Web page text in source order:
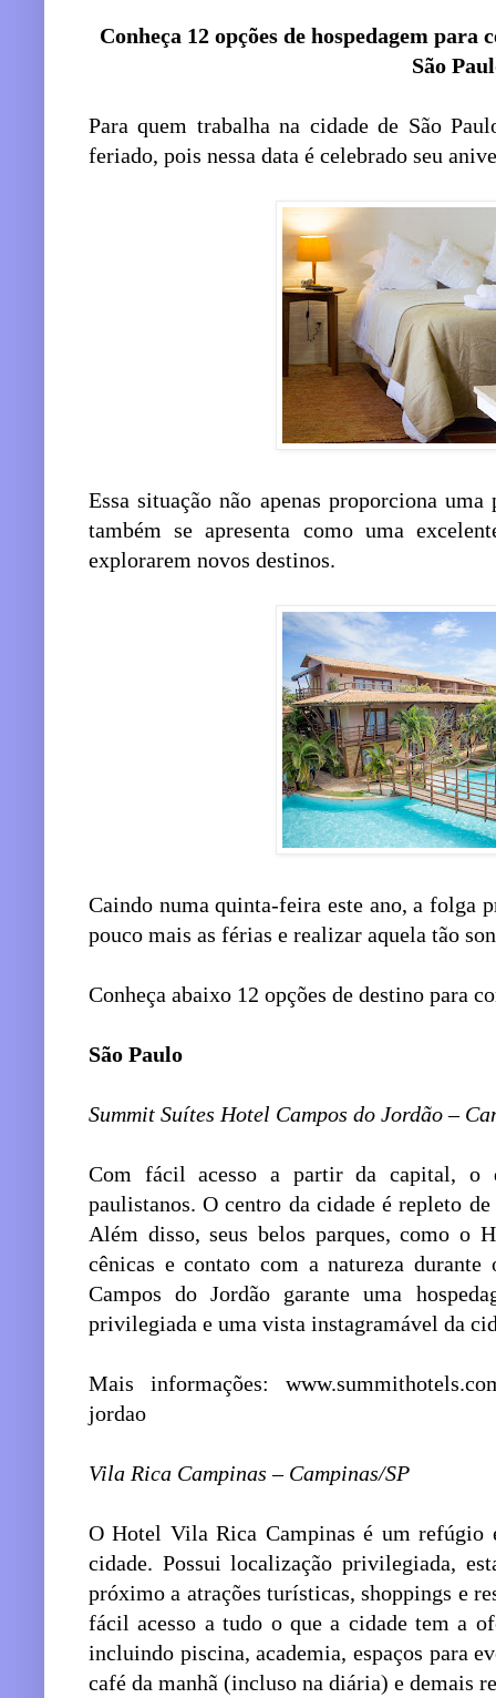
Conheça 12 opções de hospedagem
São
Para quem trabalha na cidade de São
feriado, pois nessa data é celebrado seu
Essa situação não apenas proporciona
também se apresenta como uma
explorarem novos destinos.
Caindo numa quinta-feira este ano, a folga
pouco mais as férias e realizar aquela tão
Conheça abaixo 12 opções de destino para
São Paulo
Summit Suítes Hotel Campos do Jordão –
Com fácil acesso a partir da capital, o
paulistanos. O centro da cidade é repleto
Além disso, seus belos parques, como o
cênicas e contato com a natureza
Campos do Jordão garante uma
privilegiada e uma vista instagramável da
Mais informações:
jordao
Vila Rica Campinas – Campinas/SP
O Hotel Vila Rica Campinas é um refúgio
cidade. Possui localização privilegiada,
próximo a atrações turísticas, shoppings e
fácil acesso a tudo o que a cidade tem a
incluindo piscina, academia, espaços para
café da manhã (incluso na diária) e demais